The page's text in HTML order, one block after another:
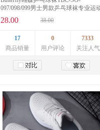
097/098/099男士男款乒乓球袜专业运
短筒毛巾袜运动袜
28.00 38.00
17
商品销量
0
用户评论
7333
关注人气